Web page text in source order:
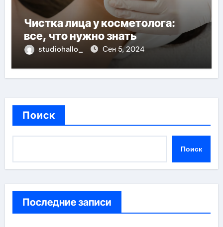
Чистка лица у косметолога:
все, что нужно знать
studiohallo_ Сен 5, 2024
Поиск
Поиск
Последние записи